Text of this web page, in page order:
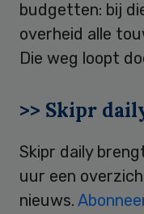
budgetten: bij
overheid alle
Die weg loopt
>> Skipr
Skipr daily
uur een
nieuws.